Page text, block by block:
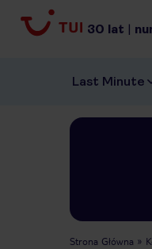
30 lat |
Last Minute
Strona Główna